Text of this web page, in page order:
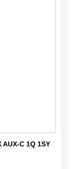
C 1Q 1SY